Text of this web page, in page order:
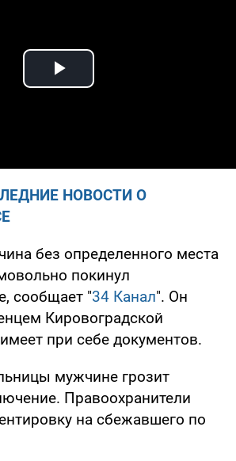
Play Video
НОВОСТИ О
без определенного места
покинул
сообщает "34 Канал". Он
Кировоградской
при себе документов.
мужчине грозит
Правоохранители
на сбежавшего по